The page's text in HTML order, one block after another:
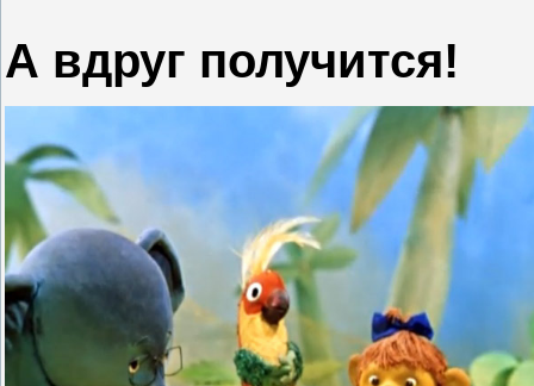
А вдруг получится!